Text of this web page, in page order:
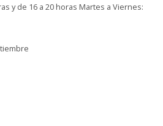
y de 16 a 20 horas Martes a Viernes: